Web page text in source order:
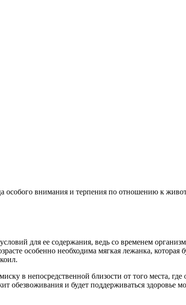
особого внимания и терпения по отношению к
для ее содержания, ведь со временем
особенно необходима мягкая лежанка, которая
в непосредственной близости от того места,
обезвоживания и будет поддерживаться здоровье